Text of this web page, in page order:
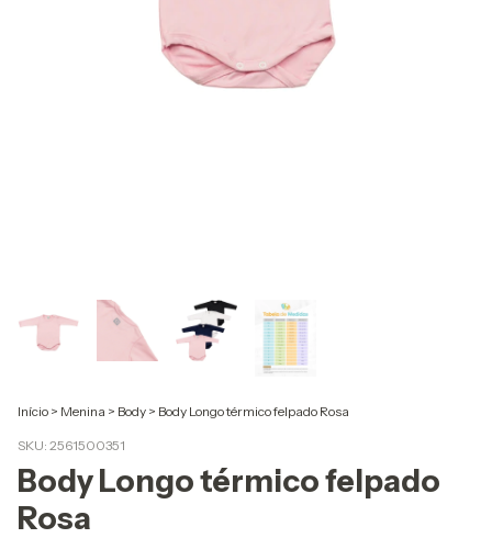
Início > Menina > Body > Body Longo térmico felpado Rosa
SKU: 2561500351
Body Longo térmico felpado
Rosa